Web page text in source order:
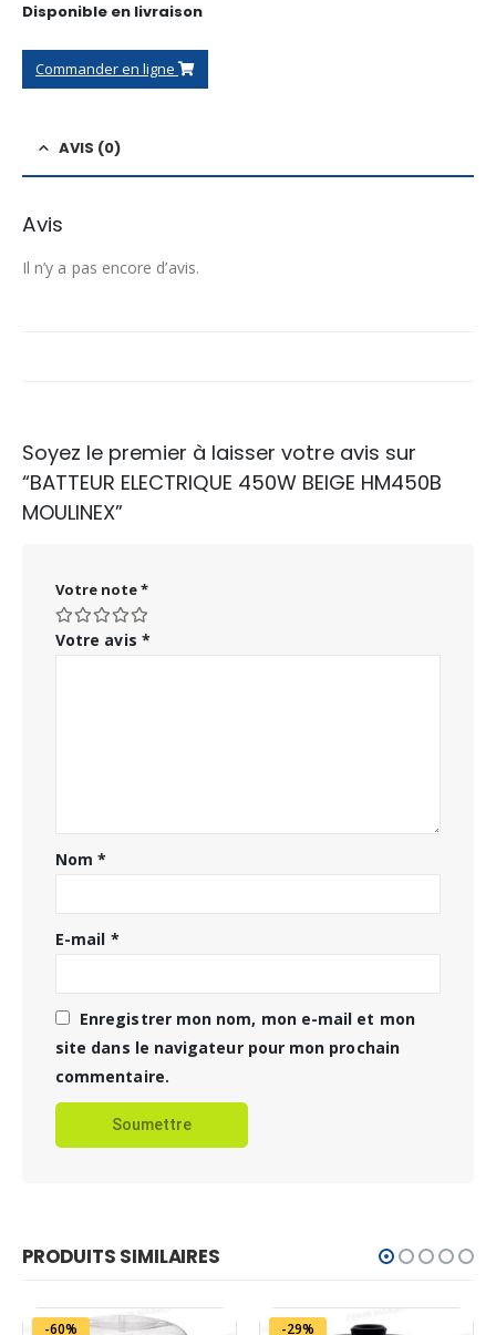
Disponible en livraison
Commander en ligne
AVIS (0)
Avis
Il n’y a pas encore d’avis.
Soyez le premier à laisser votre avis sur
“BATTEUR ELECTRIQUE 450W BEIGE HM450B
MOULINEX”
Votre note*
Votre avis *
Nom*
E-mail *
Enregistrer mon nom, mon e-mail et mon
site dans le navigateur pour mon prochain
commentaire.
PRODUITS SIMILAIRES
-60% -29%